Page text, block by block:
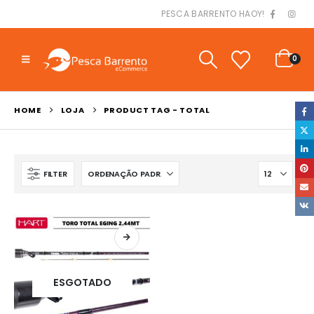
PESCA BARRENTO HAOY!
0
HOME LOJA PRODUCT TAG - TOTAL
FILTER
ESGOTADO